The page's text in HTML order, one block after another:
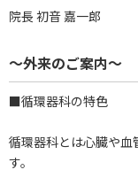
院長 初音 嘉一郎
～外来のご案内～
■循環器科の特色
循環器科とは心臓や
す。